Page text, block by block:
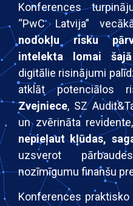
Konferences
“PwC Latvija”
nodokļu risku
intelekta lomai
digitālie risinājumi
atklāt potenciālos
Zvejniece, SZ
un zvērināta
nepieļaut kļūdas,
uzsverot
nozīmīgumu finanšu
Konferences